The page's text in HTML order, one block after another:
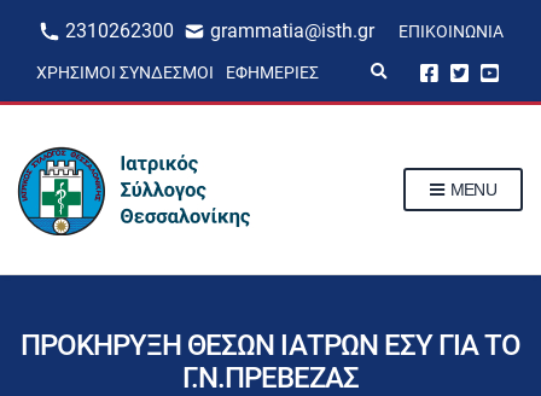
2310262300 grammatia@isth.gr ΕΠΙΚΟΙΝΩΝΊΑ
ΧΡΉΣΙΜΟΙ ΣΎΝΔΕΣΜΟΙ ΕΦΗΜΕΡΊΕΣ
p
m
MENU
ΠΡΟΚΗΡΥΞΗ ΘΕΣΩΝ ΙΑΤΡΩΝ ΕΣΥ ΓΙΑ ΤΟ
Γ.Ν.ΠΡΕΒΕΖΑΣ